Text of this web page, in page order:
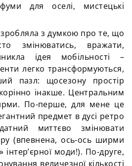
для оселі, мистецькі
з думкою про те, що
змінюватись, вражати,
ідея мобільності –
легко трансформуються,
пазл: щосезону простір
інакше. Центральним
По-перше, для мене це
предмет в дусі ретро
миттєво змінювати
(впевнена, ось-ось ширми
інтер’єрної моди!). По-друге,
величезної кількості